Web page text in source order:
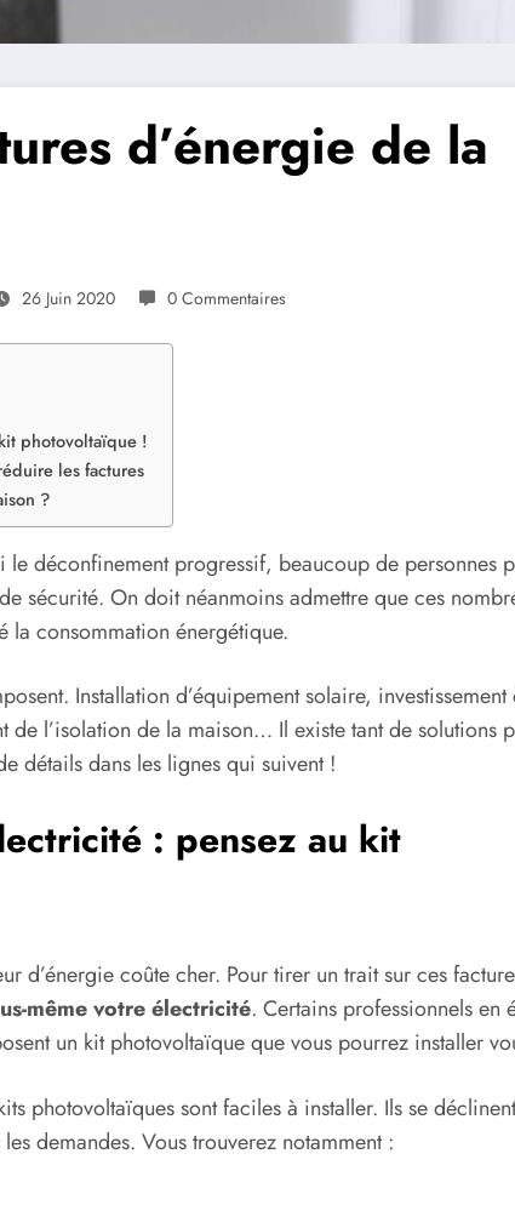
d’énergie de la
26 Juin 2020 0 Commentaires
photovoltaïque !
les factures
?
déconfinement progressif, beaucoup de personnes
sécurité. On doit néanmoins admettre que ces
la consommation énergétique.
Installation d’équipement solaire, investissement
de l’isolation de la maison… Il existe tant de solutions
détails dans les lignes qui suivent !
: pensez au kit
d’énergie coûte cher. Pour tirer un trait sur ces
même votre électricité. Certains professionnels en
un kit photovoltaïque que vous pourrez installer
photovoltaïques sont faciles à installer. Ils se
demandes. Vous trouverez notamment :